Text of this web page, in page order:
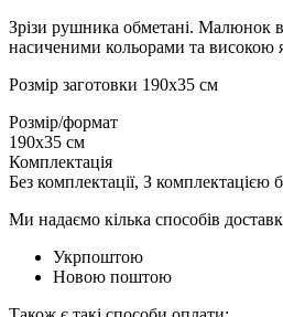
Зрізи рушника обметані. Малюнок
насиченими кольорами та високою
Розмір заготовки 190х35 см
Розмір/формат
190х35 см
Комплектація
Без комплектації, З комплектацією
Ми надаємо кілька способів
Укрпоштою
Новою поштою